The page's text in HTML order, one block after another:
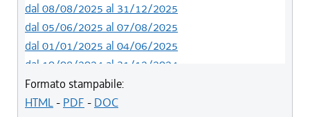
dal 08/08/2025 al 31/12/2025
dal 05/06/2025 al 07/08/2025
dal 01/01/2025 al 04/06/2025
dal 10/08/2024 al 31/12/2024
dal 14/05/2024 al 09/08/2024
dal 11/08/2022 al 13/05/2024
Formato stampabile:
HTML- PDF - DOC